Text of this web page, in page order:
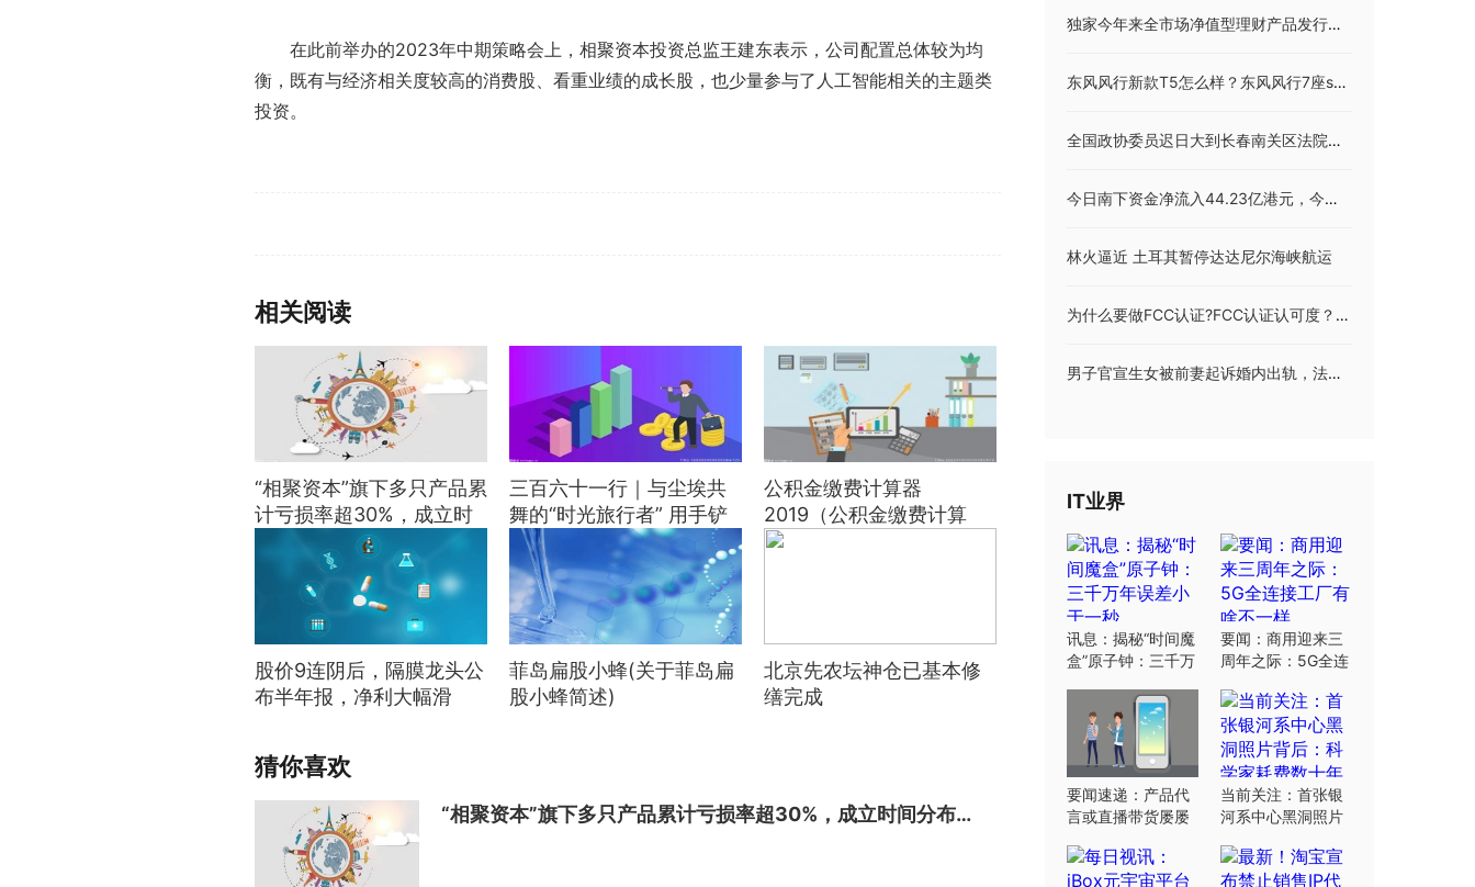
在此前举办的2023年中期策略会上，相聚资本投资总监王建东表示，公司配置总体较为均
衡，既有与经济相关度较高的消费股、看重业绩的成长股，也少量参与了人工智能相关的主题类
投资。
相关阅读
“相聚资本”旗下多只产品累
计亏损率超30%，成立时
间分布于2021年7月-12
月，投资风格何去何从？|
基金观察
三百六十一行｜与尘埃共
舞的“时光旅行者” 用手铲
揭开历史的面纱
公积金缴费计算器
2019（公积金缴费计算
器）
股价9连阴后，隔膜龙头公
布半年报，净利大幅滑
组件酝酿涨价，光伏企业
盈利改善
菲岛扁股小蜂(关于菲岛扁
股小蜂简述)
北京先农坛神仓已基本修
缮完成
猜你喜欢
“相聚资本”旗下多只产品累计亏损率超30%，成立时间分布于2021年7月-12月，投资风格何去何从？|基金观察
独家今年来全市场净值型理财产品发行数据（截至8月22日）
东风风行新款T5怎么样？东风风行7座suv报价
全国政协委员迟日大到长春南关区法院调研工作
今日南下资金净流入44.23亿港元，今日南向资金流向一览（2023/8/23）
林火逼近 土耳其暂停达达尼尔海峡航运
为什么要做FCC认证?FCC认证认可度？FCC认证适用的产品有哪些？
男子官宣生女被前妻起诉婚内出轨，法院判决支付两万元精神损害赔偿金
IT业界
讯息：揭秘“时间魔
盒”原子钟：三千万
要闻：商用迎来三
周年之际：5G全连
要闻速递：产品代
言或直播带货屡屡
弦明星要绷紧
当前关注：首张银
河系中心黑洞照片
数十年研究